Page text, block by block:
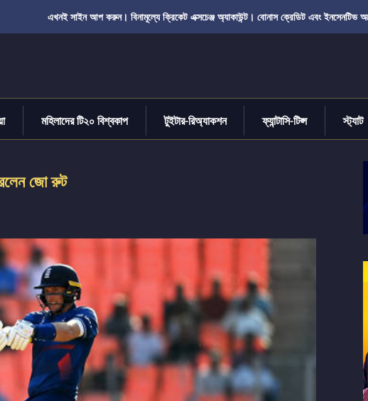
এখনই সাইন আপ করুন। বিনামূল্যে ক্রিকেট এক্সচেঞ্জ অ্যাকাউন্ট। বোনাস ক্রেডিট এবং ইনসেনটিভ
মহিলাদের টি২০ বিশ্বকাপ টুইটার-রিঅ্যাকশন ফ্যান্টাসি-টিপ্স স্ট্যাট
জো রুট